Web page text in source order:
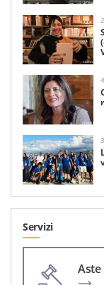
2
4
3
Servizi
Aste